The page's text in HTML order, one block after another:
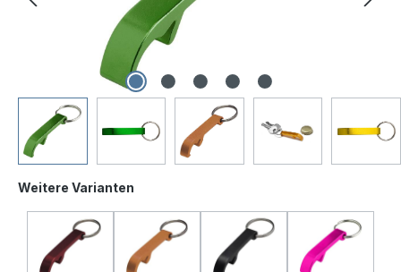
Weitere Varianten